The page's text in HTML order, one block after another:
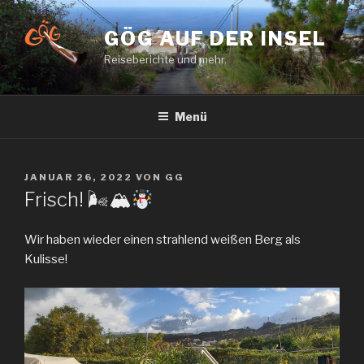
Zum
Inhalt
springen
GÖG AUF DER INSEL
Reiseberichte und mehr.
Menü
VERÖFFENTLICHT
AM
JANUAR 26, 2022 VON GG
Frisch! 🌬🏔
Wir haben wieder einen strahlend weißen Berg als
Kulisse!